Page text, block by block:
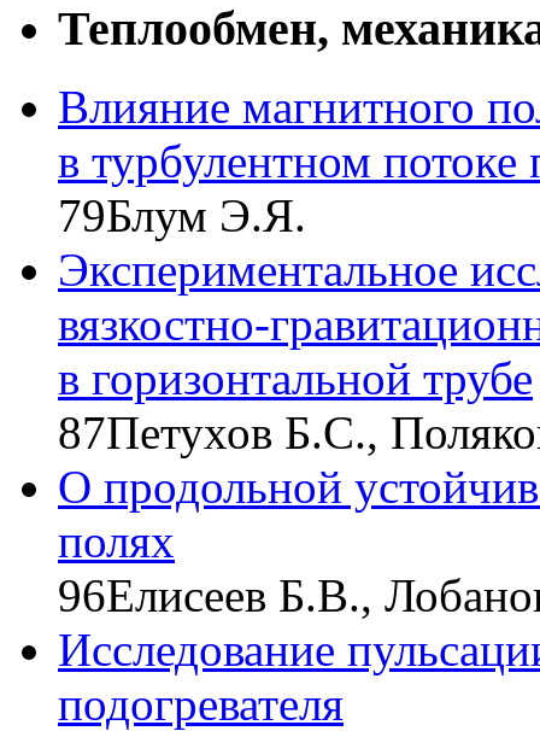
Теплообмен,
Влияние магнитного
в турбулентном
79Блум Э.Я.
Экспериментальное
вязкостно-
в горизонтальной трубе
87Петухов Б.С.,
О продольной
полях
96Елисеев Б.В.,
Исследование
подогревателя